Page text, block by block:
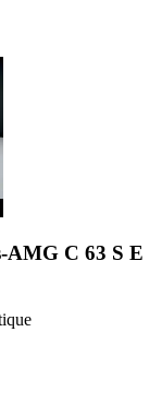
AMG C 63 S E